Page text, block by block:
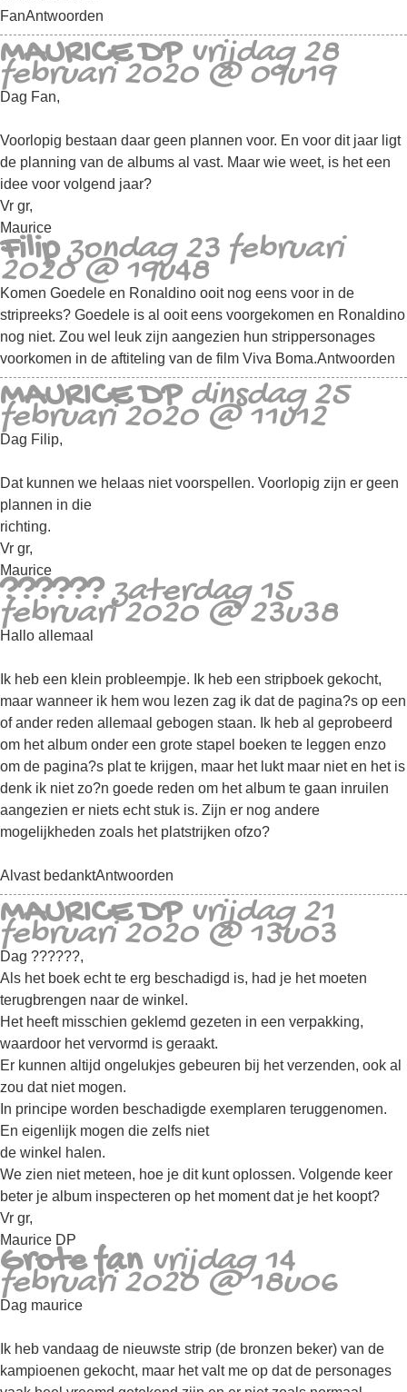
FanAntwoorden
MAURICE DP vrijdag 28
februari 2020 @ 09u19
Dag Fan,
Voorlopig bestaan daar geen plannen voor. En voor dit jaar ligt
de planning van de albums al vast. Maar wie weet, is het een
idee voor volgend jaar?
Vr gr,
Maurice
Filipzondag 23 februari
2020 @ 19u48
Komen Goedele en Ronaldino ooit nog eens voor in de
stripreeks? Goedele is al ooit eens voorgekomen en Ronaldino
nog niet. Zou wel leuk zijn aangezien hun strippersonages
voorkomen in de aftiteling van de film Viva Boma.Antwoorden
MAURICE DP dinsdag 25
februari 2020 @ 11u12
Dag Filip,
Dat kunnen we helaas niet voorspellen. Voorlopig zijn er geen
plannen in die
richting.
Vr gr,
Maurice
??????zaterdag 15
februari 2020 @ 23u38
Hallo allemaal
Ik heb een klein probleempje. Ik heb een stripboek gekocht,
maar wanneer ik hem wou lezen zag ik dat de pagina?s op een
of ander reden allemaal gebogen staan. Ik heb al geprobeerd
om het album onder een grote stapel boeken te leggen enzo
om de pagina?s plat te krijgen, maar het lukt maar niet en het is
denk ik niet zo?n goede reden om het album te gaan inruilen
aangezien er niets echt stuk is. Zijn er nog andere
mogelijkheden zoals het platstrijken ofzo?
Alvast bedanktAntwoorden
MAURICE DP vrijdag 21
februari 2020 @ 13u03
Dag ??????,
Als het boek echt te erg beschadigd is, had je het moeten
terugbrengen naar de winkel.
Het heeft misschien geklemd gezeten in een verpakking,
waardoor het vervormd is geraakt.
Er kunnen altijd ongelukjes gebeuren bij het verzenden, ook al
zou dat niet mogen.
In principe worden beschadigde exemplaren teruggenomen.
En eigenlijk mogen die zelfs niet
de winkel halen.
We zien niet meteen, hoe je dit kunt oplossen. Volgende keer
beter je album inspecteren op het moment dat je het koopt?
Vr gr,
Maurice DP
Grote fan vrijdag 14
februari 2020 @ 18u06
Dag maurice
Ik heb vandaag de nieuwste strip (de bronzen beker) van de
kampioenen gekocht, maar het valt me op dat de personages